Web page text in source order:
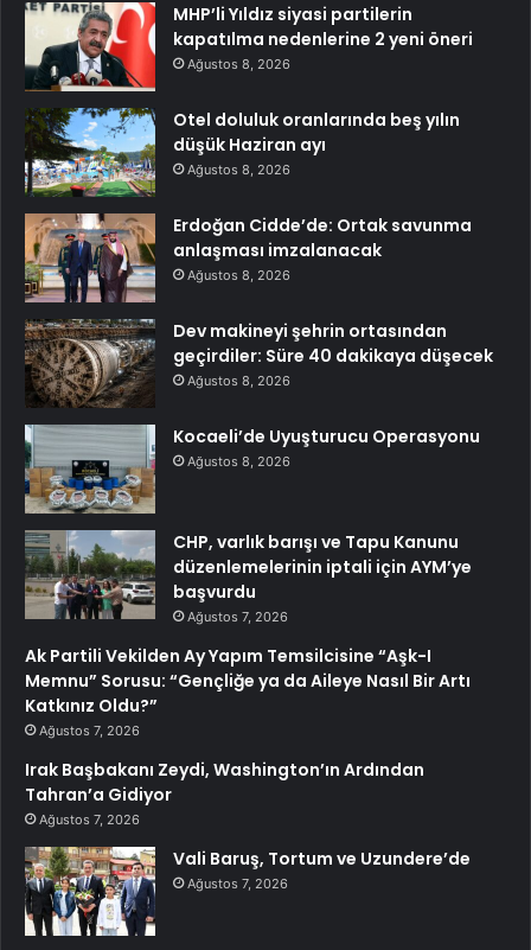
MHP’li Yıldız siyasi partilerin
kapatılma nedenlerine 2 yeni öneri
Ağustos 8, 2026
Otel doluluk oranlarında beş yılın
düşük Haziran ayı
Ağustos 8, 2026
Erdoğan Cidde’de: Ortak savunma
anlaşması imzalanacak
Ağustos 8, 2026
Dev makineyi şehrin ortasından
geçirdiler: Süre 40 dakikaya düşecek
Ağustos 8, 2026
Kocaeli’de Uyuşturucu Operasyonu
Ağustos 8, 2026
CHP, varlık barışı ve Tapu Kanunu
düzenlemelerinin iptali için AYM’ye
başvurdu
Ağustos 7, 2026
Ak Partili Vekilden Ay Yapım Temsilcisine “Aşk-I
Memnu” Sorusu: “Gençliğe ya da Aileye Nasıl Bir Artı
Katkınız Oldu?”
Ağustos 7, 2026
Irak Başbakanı Zeydi, Washington’ın Ardından
Tahran’a Gidiyor
Ağustos 7, 2026
Vali Baruş, Tortum ve Uzundere’de
Ağustos 7, 2026